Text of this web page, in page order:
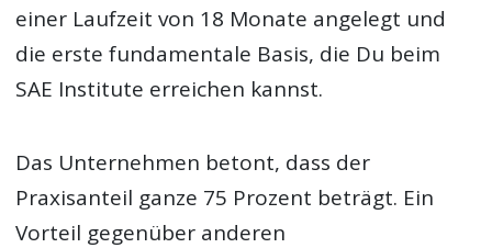
einer Laufzeit von 18 Monate angelegt und
die erste fundamentale Basis, die Du beim
SAE Institute erreichen kannst.
Das Unternehmen betont, dass der
Praxisanteil ganze 75 Prozent beträgt. Ein
Vorteil gegenüber anderen